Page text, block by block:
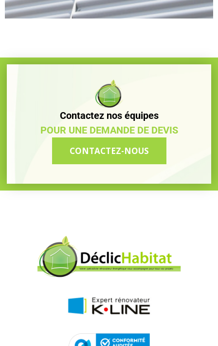
Contactez nos équipes
POUR UNE DEMANDE DE DEVIS
CONTACTEZ-NOUS